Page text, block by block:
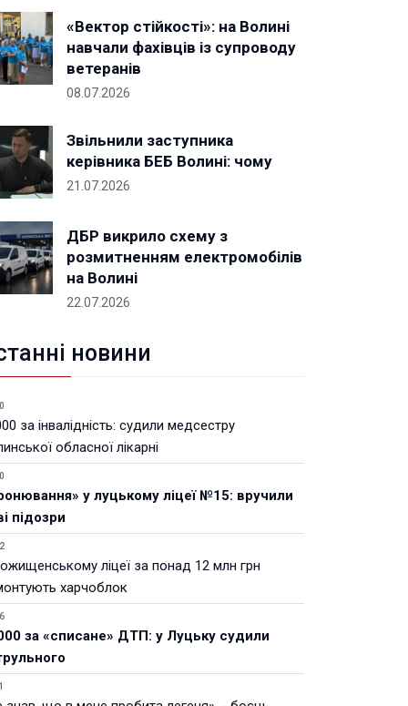
«Вектор стійкості»: на Волині
навчали фахівців із супроводу
ветеранів
08.07.2026
Звільнили заступника
керівника БЕБ Волині: чому
21.07.2026
ДБР викрило схему з
розмитненням електромобілів
на Волині
22.07.2026
новини
за інвалідність: судили медсестру
обласної лікарні
у луцькому ліцеї №15: вручили
підозри
ліцеї за понад 12 млн грн
харчоблок
за «списане» ДТП: у Луцьку судили